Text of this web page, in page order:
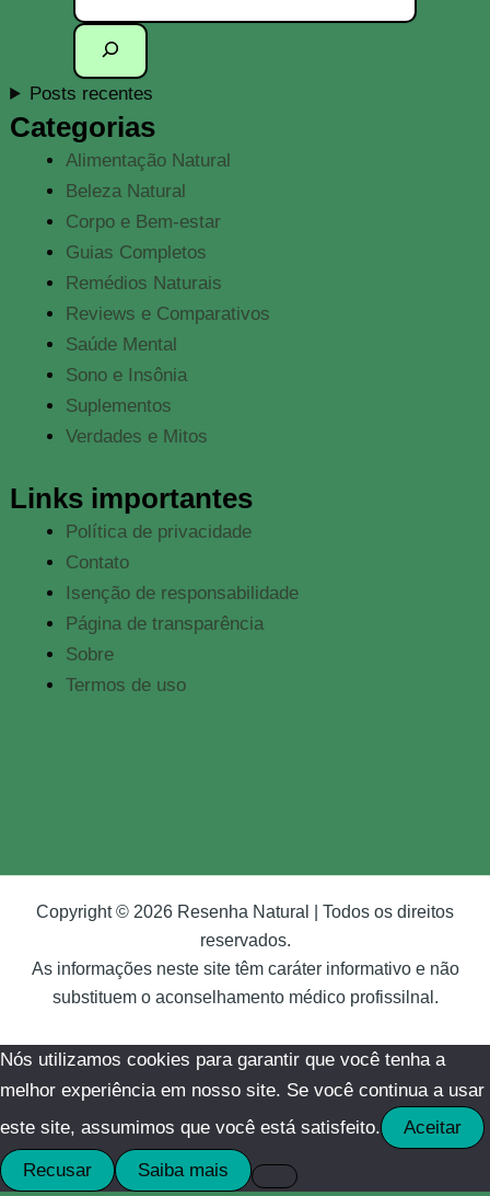
Posts recentes
Categorias
Alimentação Natural
Beleza Natural
Corpo e Bem-estar
Guias Completos
Remédios Naturais
Reviews e Comparativos
Saúde Mental
Sono e Insônia
Suplementos
Verdades e Mitos
Links importantes
Política de privacidade
Contato
Isenção de responsabilidade
Página de transparência
Sobre
Termos de uso
Copyright © 2026 Resenha Natural | Todos os direitos
reservados.
As informações neste site têm caráter informativo e não
substituem o aconselhamento médico profissilnal.
Nós utilizamos cookies para garantir que você tenha a
melhor experiência em nosso site. Se você continua a usar
este site, assumimos que você está satisfeito.
Aceitar
Recusar Saiba mais